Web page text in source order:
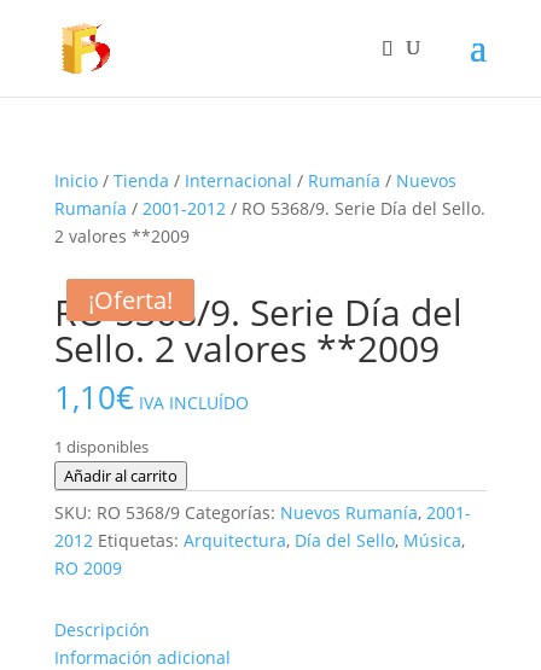
Inicio/ Tienda / Internacional / Rumanía / Nuevos
Rumanía / 2001-2012/ RO 5368/9. Serie Día del Sello.
2 valores **2009
RO 5368/9. Serie Día del
Sello. 2 valores **2009
1,10€ IVA INCLUÍDO
1 disponibles
RO
5368/9.
Serie
Día
2
Añadir al carrito
SKU: RO 5368/9 Categorías: Nuevos Rumanía, 2001-
2012 Etiquetas: Arquitectura, Día del Sello, Música,
RO 2009
Descripción
Información adicional
¡Oferta!
¡Oferta!